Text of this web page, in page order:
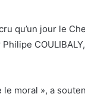
qu’un jour le
moral », a